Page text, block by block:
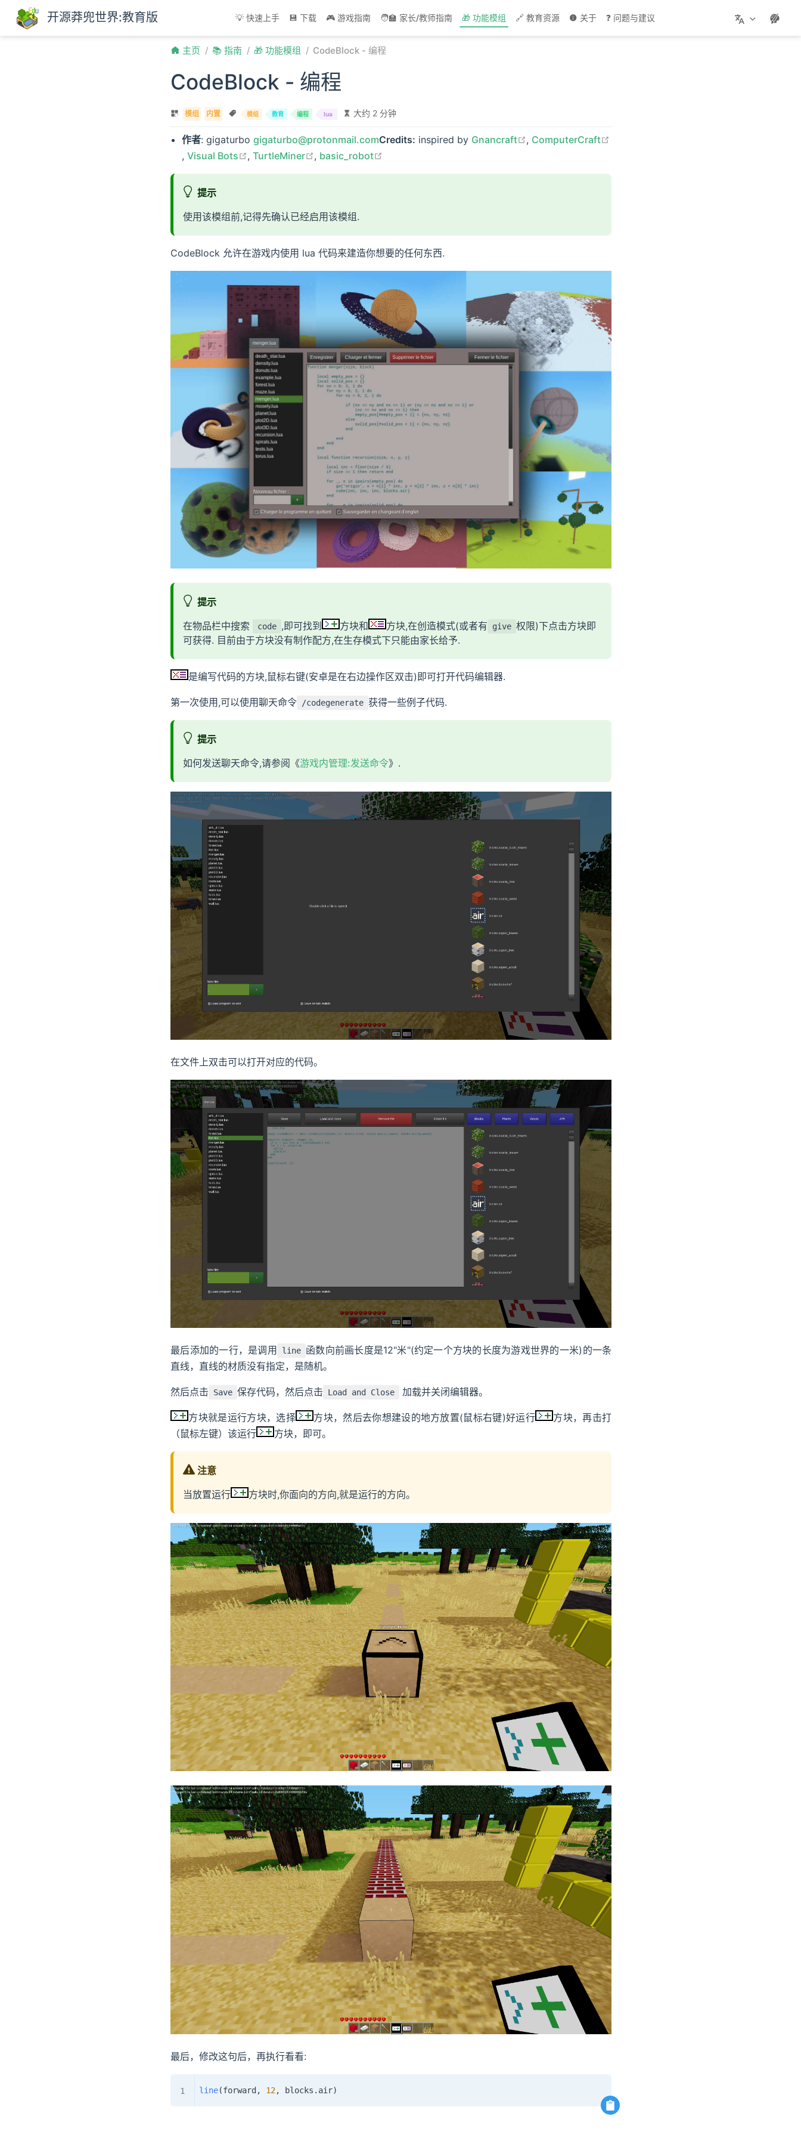
Skip to content开源莽兜世界:教育版 💡 快速上手 💾 下载 🎮 游戏指南 🧑‍🏫 家长/教师指南 🎁 功能模组 🔗 教育资源 关于 ❓ 问题与建议
主页 📚 指南 🎁 功能模组 CodeBlock - 编程
CodeBlock - 编程
模组 内置 模组 教育 编程 lua 大约 2 分钟
作者: gigaturbogigaturbo@protonmail.comCredits: inspired by Gnancraft open in new window
, ComputerCraft
open in new window
,Visual Bots open in new window
,TurtleMiner open in new window
, basic_robot
提示
使用该模组前,记得先确认已经启用该模组.
CodeBlock 允许在游戏内使用 lua 代码来建造你想要的任何东西.
提示
在物品栏中搜索
code ,即可找到 方块和 方块,在创造模式(或者有 give 权限)下点击方块即
可获得. 目前由于方块没有制作配方,在生存模式下只能由家长给予.
是编写代码的方块,鼠标右键(安卓是在右边操作区双击)即可打开代码编辑器.
第一次使用,可以使用聊天命令 /codegenerate 获得一些例子代码.
提示
如何发送聊天命令,请参阅《游戏内管理:发送命令》.
在文件上双击可以打开对应的代码。
最后添加的一行，是调用 line 函数向前画长度是12"米"(约定一个方块的长度为游戏世界的一米)的一条
直线，直线的材质没有指定，是随机。
然后点击 Save 保存代码，然后点击 Load and Close 加载并关闭编辑器。
方块就是运行方块，选择 方块，然后去你想建设的地方放置(鼠标右键)好运行
方块，再击打
（鼠标左键）该运行
方块，即可。
注意
当放置运行
方块时,你面向的方向,就是运行的方向。
最后，修改这句后，再执行看看:
line(forward , 12, blocks . air)